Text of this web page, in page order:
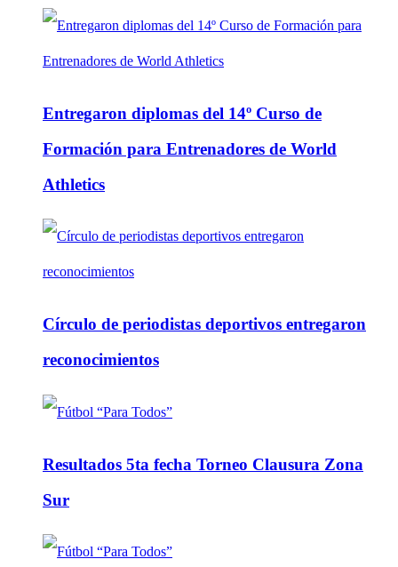
Entregaron diplomas del 14º Curso de
Formación para Entrenadores de World
Athletics
Círculo de periodistas deportivos entregaron
reconocimientos
Resultados 5ta fecha Torneo Clausura Zona
Sur